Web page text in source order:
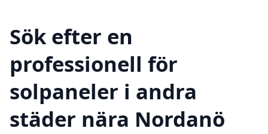
Sök efter en
professionell för
solpaneler i andra
städer nära Nordanö